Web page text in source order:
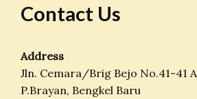
Contact Us
Address
Jln. Cemara/Brig Bejo No.41-41 A
P.Brayan, Bengkel Baru